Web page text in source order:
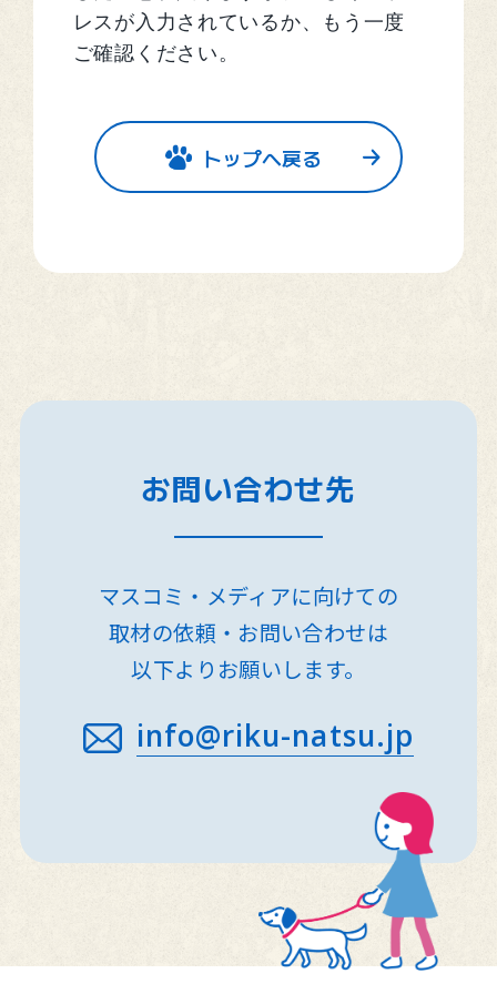
レスが入力されているか、もう一度
ご確認ください。
トップへ戻る
お問い合わせ先
マスコミ・メディアに向けての
取材の依頼・お問い合わせは
以下よりお願いします。
info@riku-natsu.jp